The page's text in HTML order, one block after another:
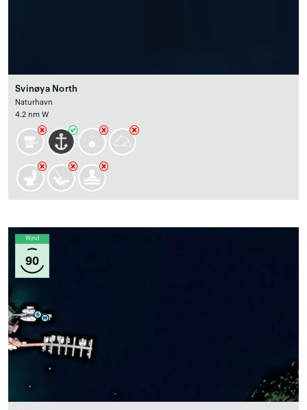
Svinøya North
Naturhavn
4.2 nm W
Wind
90